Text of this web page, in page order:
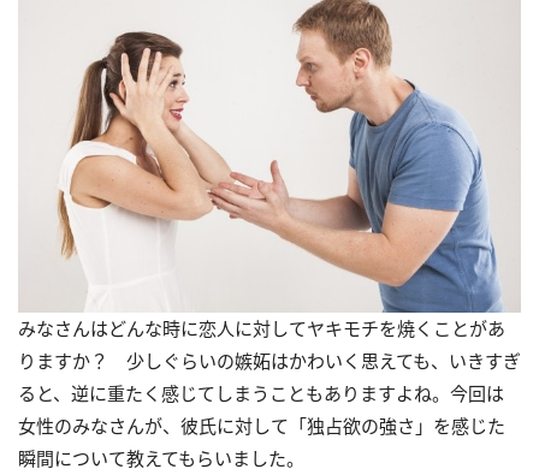
みなさんはどんな時に恋人に対してヤキモチを焼くことがあ
りますか？ 少しぐらいの嫉妬はかわいく思えても、いきすぎ
ると、逆に重たく感じてしまうこともありますよね。今回は
女性のみなさんが、彼氏に対して「独占欲の強さ」を感じた
瞬間について教えてもらいました。